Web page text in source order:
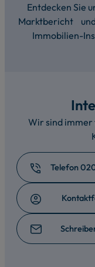
Entdecken Sie
Marktbericht
Immobilien-
Wir sind immer
Telefon